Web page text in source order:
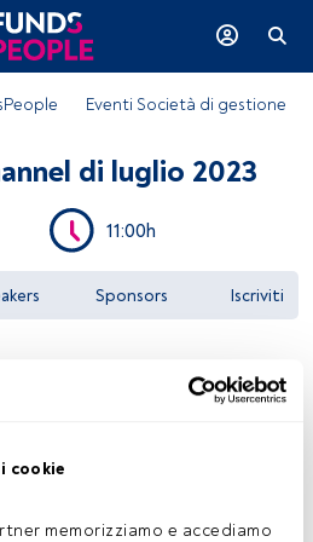
cookie
memorizziamo e accediamo
Eventi Società di gestione
a FundsPeople
di luglio 2023
11:00h
Sponsors Iscriviti